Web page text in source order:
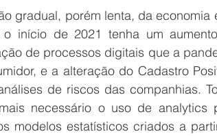
gradual, porém lenta, da economia
início de 2021 tenha um
de processos digitais que a
e a alteração do Cadastro
de riscos das companhias.
necessário o uso de analytics
modelos estatísticos criados a